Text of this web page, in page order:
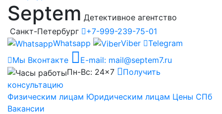
Septem Детективное агентство
Санкт-Петербург
+7-999-239-75-01
Whatsapp
Viber
Telegram
Мы Вконтакте
E-mail: mail@septem7.ru
Пн-Вс: 24×7
Получить
консультацию
Физическим лицам Юридическим лицам Цены СПб
Вакансии